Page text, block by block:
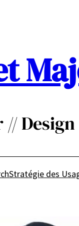
Stratégie des